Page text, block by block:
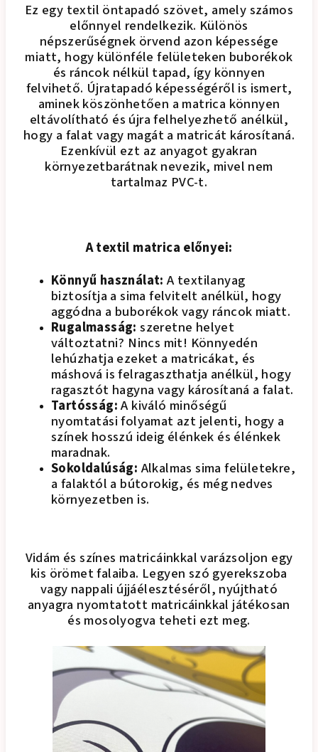
Ez egy textil öntapadó szövet, amely számos
előnnyel rendelkezik. Különös
népszerűségnek örvend azon képessége
miatt, hogy különféle felületeken buborékok
és ráncok nélkül tapad, így könnyen
felvihető. Újratapadó képességéről is ismert,
aminek köszönhetően a matrica könnyen
eltávolítható és újra felhelyezhető anélkül,
hogy a falat vagy magát a matricát károsítaná.
Ezenkívül ezt az anyagot gyakran
környezetbarátnak nevezik, mivel nem
tartalmaz PVC-t.
A textil matrica előnyei:
Könnyű használat:A textilanyag
biztosítja a sima felvitelt anélkül, hogy
aggódna a buborékok vagy ráncok miatt.
Rugalmasság: szeretne helyet
változtatni? Nincs mit! Könnyedén
lehúzhatja ezeket a matricákat, és
máshová is felragaszthatja anélkül, hogy
ragasztót hagyna vagy károsítaná a falat.
Tartósság:A kiváló minőségű
nyomtatási folyamat azt jelenti, hogy a
színek hosszú ideig élénkek és élénkek
maradnak.
Sokoldalúság:Alkalmas sima felületekre,
a falaktól a bútorokig, és még nedves
környezetben is.
Vidám és színes matricáinkkal varázsoljon egy
kis örömet falaiba. Legyen szó gyerekszoba
vagy nappali újjáélesztéséről, nyújtható
anyagra nyomtatott matricáinkkal játékosan
és mosolyogva teheti ezt meg.